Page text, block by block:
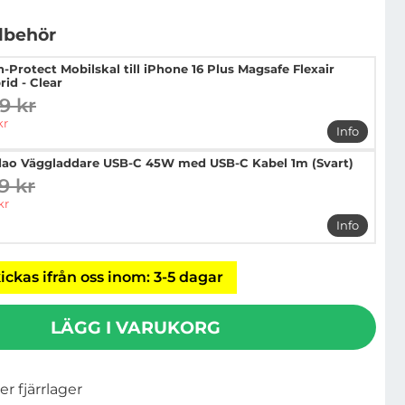
Protect Mobilskal till iPhone 16 Plus Magsafe Flexair
- Clear
pris
kr
Info
mer info
Väggladdare USB-C 45W med USB-C Kabel 1m (Svart)
pris
kr
Info
mer info
ifrån oss inom: 3-5 dagar
LÄGG I VARUKORG
fjärrlager